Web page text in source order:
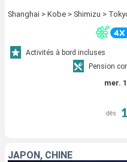
Shanghai > Kobe > Shimizu >
Activités à bord incluses
Pension
mer.
dès
JAPON, CHINE